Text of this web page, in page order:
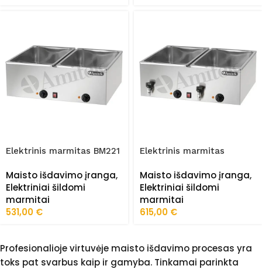
Elektrinis marmitas BM221
Maisto išdavimo įranga,
Elektriniai šildomi
marmitai
531,00 €
Elektrinis marmitas
Maisto išdavimo įranga,
Elektriniai šildomi
marmitai
615,00 €
Profesionalioje virtuvėje maisto išdavimo procesas yra
toks pat svarbus kaip ir gamyba. Tinkamai parinkta